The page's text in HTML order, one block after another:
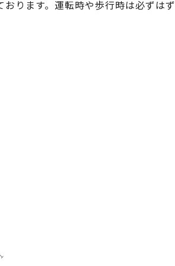
ります。運転時や歩行時は必ずはず